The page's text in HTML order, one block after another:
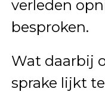
verleden
besproken.
Wat daarbij
sprake lijkt